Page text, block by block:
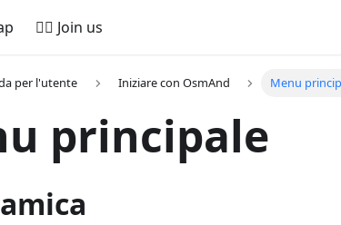
🚵‍♂️ Join us
per l'utente Iniziare con OsmAnd Menu
principale